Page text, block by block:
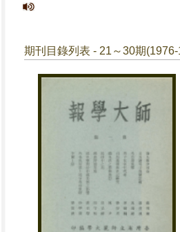
期刊目錄列表 - 21～30期